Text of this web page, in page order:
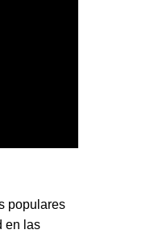
populares
en las